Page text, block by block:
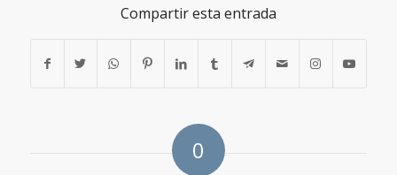
Compartir esta entrada
0